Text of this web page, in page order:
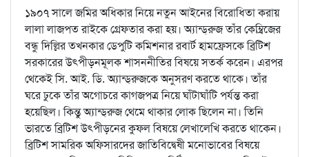
১৯০৭ সালে জমির অধিকার নিয়ে নতুন আইনের বিরোধিতা করায়
লালা লাজপত রাইকে গ্রেফতার করা হয়। অ্যান্ড্‌রুজ তাঁর কেম্ব্রিজের
বন্ধু দিল্লির তখনকার ডেপুটি কমিশনার রবার্ট হামফ্রেসকে ব্রিটিশ
সরকারের উৎপীড়নমূলক শাসননীতির বিষয়ে সতর্ক করেন। এরপর
থেকেই সি. আই. ডি. অ্যান্ড্‌রুজকে অনুসরণ করতে থাকে। তাঁর
ঘরে ঢুকে তাঁর অগোচরে কাগজপত্র নিয়ে ঘাঁটাঘাঁটি পর্যন্ত করা
হয়েছিল। কিন্তু অ্যান্ড্‌রুজ থেমে থাকার লোক ছিলেন না। তিনি
ভারতে ব্রিটিশ উৎপীড়নের কুফল বিষয়ে লেখালেখি করতে থাকেন।
ব্রিটিশ সামরিক অফিসারদের জাতিবিদ্বেষী মনোভাবের বিষয়ে